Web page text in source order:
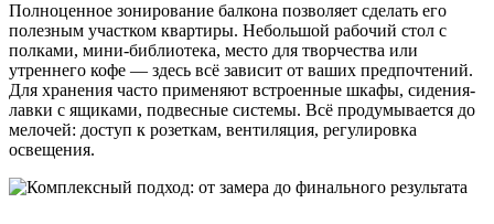
Полноценное зонирование балкона позволяет сделать его
полезным участком квартиры. Небольшой рабочий стол с
полками, мини-библиотека, место для творчества или
утреннего кофе — здесь всё зависит от ваших предпочтений.
Для хранения часто применяют встроенные шкафы, сидения-
лавки с ящиками, подвесные системы. Всё продумывается до
мелочей: доступ к розеткам, вентиляция, регулировка
освещения.